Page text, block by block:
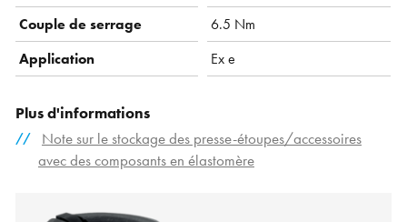
Couple de serrage
6.5 Nm
Application
Ex e
Plus d'informations
Note sur le stockage des presse-étoupes/accessoires
avec des composants en élastomère